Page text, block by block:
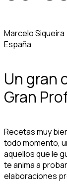
Marcelo Siqueira
España
Un gran
Gran
Recetas muy
todo momento,
aquellos que le
te anima a
elaboraciones